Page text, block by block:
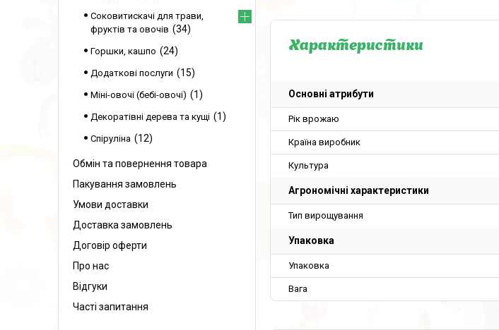
Характеристики
Основні атрибути
Рік врожаю
Країна виробник
Культура
Агрономічні характеристики
Тип вирощування
Упаковка
Упаковка
Вага
Соковитискачі для трави,
фруктів та овочів
34
Горшки, кашпо 24
Додаткові послуги 15
Міні-овочі (бебі-овочі) 1
Декоратівні дерева та кущі 1
Спіруліна 12
Обмін та повернення товара
Пакування замовлень
Умови доставки
Доставка замовлень
Договір оферти
Про нас
Відгуки
Часті запитання